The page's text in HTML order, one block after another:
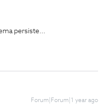
persiste...
Forum|Forum|1 year ago